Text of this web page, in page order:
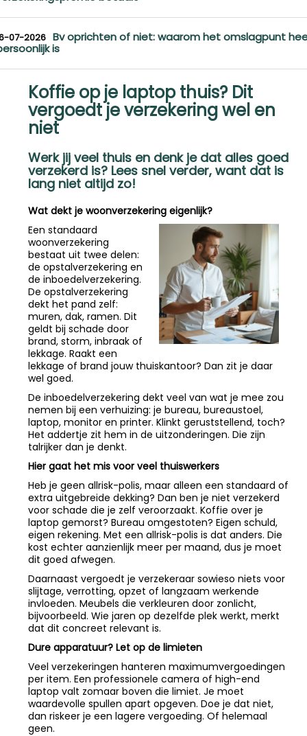
07-2026 Bv oprichten of niet: waarom het omslagpunt
is
Koffie op je laptop thuis? Dit
vergoedt je verzekering wel en
niet
Werk jij veel thuis en denk je dat alles goed
verzekerd is? Lees snel verder, want dat is
lang niet altijd zo!
Wat dekt je woonverzekering eigenlijk?
Een standaard
woonverzekering
bestaat uit twee delen:
de opstalverzekering en
de inboedelverzekering.
De opstalverzekering
dekt het pand zelf:
muren, dak, ramen. Dit
geldt bij schade door
brand, storm, inbraak of
lekkage. Raakt een
lekkage of brand jouw thuiskantoor? Dan zit je daar
wel goed.
De inboedelverzekering dekt veel van wat je mee zou
nemen bij een verhuizing: je bureau, bureaustoel,
laptop, monitor en printer. Klinkt geruststellend, toch?
Het addertje zit hem in de uitzonderingen. Die zijn
talrijker dan je denkt.
Hier gaat het mis voor veel thuiswerkers
Heb je geen allrisk-polis, maar alleen een standaard of
extra uitgebreide dekking? Dan ben je niet verzekerd
voor schade die je zelf veroorzaakt. Koffie over je
laptop gemorst? Bureau omgestoten? Eigen schuld,
eigen rekening. Met een allrisk-polis is dat anders. Die
kost echter aanzienlijk meer per maand, dus je moet
dit goed afwegen.
Daarnaast vergoedt je verzekeraar sowieso niets voor
slijtage, verrotting, opzet of langzaam werkende
invloeden. Meubels die verkleuren door zonlicht,
bijvoorbeeld. Wie jaren op dezelfde plek werkt, merkt
dat dit concreet relevant is.
Dure apparatuur? Let op de limieten
Veel verzekeringen hanteren maximumvergoedingen
per item. Een professionele camera of high-end
laptop valt zomaar boven die limiet. Je moet
waardevolle spullen apart opgeven. Doe je dat niet,
dan riskeer je een lagere vergoeding. Of helemaal
geen.